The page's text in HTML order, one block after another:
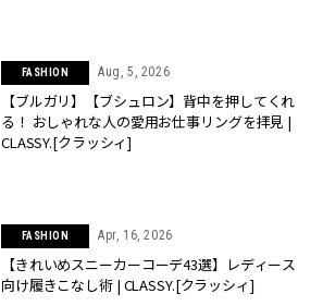
FASHION Aug, 5, 2026
【ブルガリ】【ブシュロン】背中を押してくれ
る！ おしゃれな人の愛用お仕事リングを拝見 |
CLASSY.[クラッシィ]
FASHION Apr, 16, 2026
【きれいめスニーカーコーデ43選】レディース
向け履きこなし術 | CLASSY.[クラッシィ]